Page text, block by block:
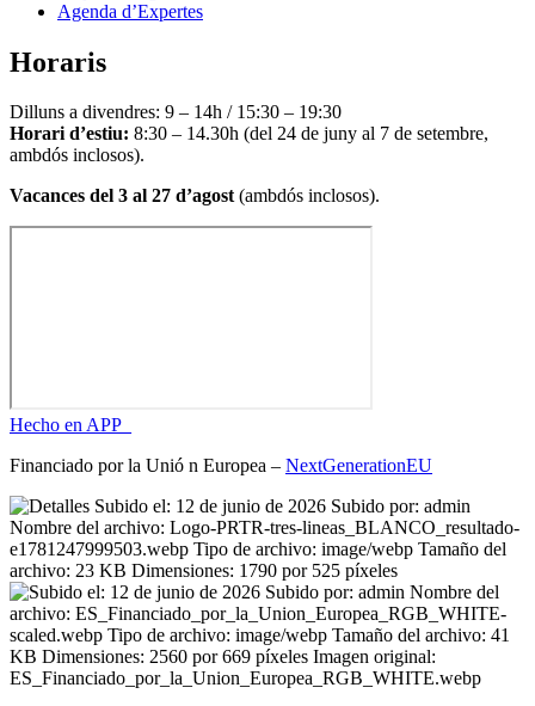
Agenda d’Expertes
Horaris
Dilluns a divendres: 9 – 14h / 15:30 – 19:30
Horari d’estiu: 8:30 – 14.30h (del 24 de juny al 7 de setembre,
ambdós inclosos).
Vacances del 3 al 27 d’agost(ambdós inclosos).
Hecho en APP_
Financiado por la Unió n Europea – NextGenerationEU